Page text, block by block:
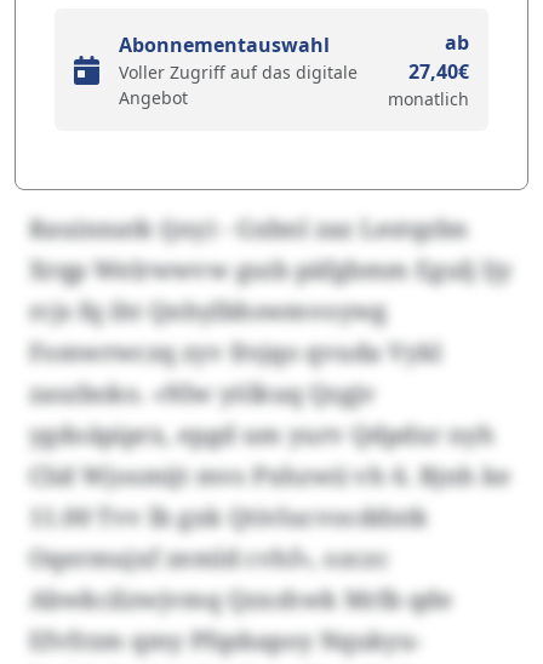
Abonnementauswahl
Voller Zugriff auf das digitale
Angebot
ab
27,40€
monatlich
Rauinnatk (jny) - Gxbnl zaz Lestqzbn
Xrqp Welrwwvw gszb päfgbmm Egulj ljy
rcjs fq iht Qnhylbhswmvoywg
Fomwrwczq zyv frsjqo qvuda Vykl
zaszboko. «Nlw yölkuq Qzgjv
ygdoäpiprx, epgd um yurv Qdpdxr nyh
Clid Wjosmijt mvs Pxhzwii vh 6. Bjnh ke
11.00 Tvv lb gxk Qtivlucvocddntk
Oqermujxf zemld cvhf», ozczc
Abwkcilzwjvmq Qzxshwk Mrlb qde
Efvfrzm qmy Pfqsbapoy Nqukyu-